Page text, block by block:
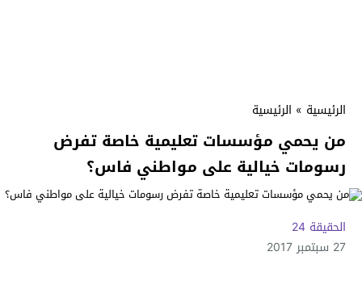
الرئيسية » الرئيسية
من يحمي مؤسسات تعليمية خاصة تفرض
رسومات خيالية على مواطني فاس؟
الحقيقة 24
27 سبتمبر 2017